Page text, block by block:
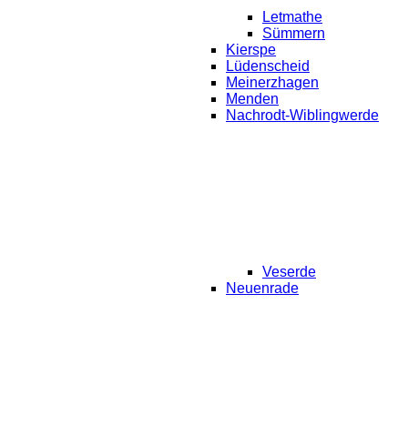
Letmathe
Sümmern
Kierspe
Lüdenscheid
Meinerzhagen
Menden
Nachrodt-Wiblingwerde
Veserde
Neuenrade